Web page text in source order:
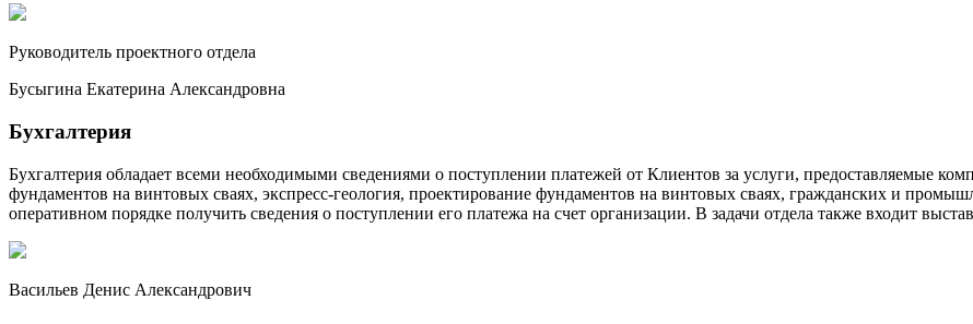
Руководитель проектного отдела
Бусыгина Екатерина Александровна
Бухгалтерия
Бухгалтерия обладает всеми необходимыми сведениями о поступлении платежей от Клиентов за услуги, предоставляемые
фундаментов на винтовых сваях, экспресс-геология, проектирование фундаментов на винтовых сваях, гражданских и
оперативном порядке получить сведения о поступлении его платежа на счет организации. В задачи отдела также входит
Васильев Денис Александрович